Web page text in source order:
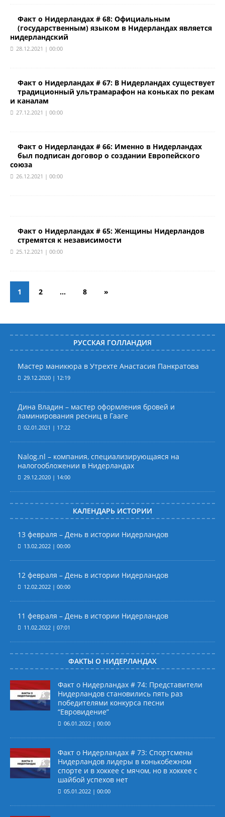
Факт о Нидерландах # 68: Официальным
(государственным) языком в Нидерландах является
нидерландский
28.12.2021 | 00:00
Факт о Нидерландах # 67: В Нидерландах существует
традиционный ультрамарафон на коньках по рекам
и каналам
27.12.2021 | 00:00
Факт о Нидерландах # 66: Именно в Нидерландах
был подписан договор о создании Европейского
союза
26.12.2021 | 00:00
Факт о Нидерландах # 65: Женщины Нидерландов
стремятся к независимости
25.12.2021 | 00:00
1 2 … 8 »
РУССКАЯ ГОЛЛАНДИЯ
Мастер маникюра в Утрехте Анастасия Панкратова
29.12.2020 | 12:19
Дина Владин – мастер оформления бровей и
ламинирования ресниц в Гааге
02.01.2021 | 17:22
Nalog.nl – компания, специализирующаяся на
налогообложении в Нидерландах
29.12.2020 | 14:00
КАЛЕНДАРЬ ИСТОРИИ
13 февраля – День в истории Нидерландов
13.02.2022 | 00:00
12 февраля – День в истории Нидерландов
12.02.2022 | 00:00
11 февраля – День в истории Нидерландов
11.02.2022 | 07:01
ФАКТЫ О НИДЕРЛАНДАХ
Факт о Нидерландах # 74: Представители
Нидерландов становились пять раз
победителями конкурса песни
“Евровидение”
06.01.2022 | 00:00
Факт о Нидерландах # 73: Спортсмены
Нидерландов лидеры в конькобежном
спорте и в хоккее с мячом, но в хоккее с
шайбой успехов нет
05.01.2022 | 00:00